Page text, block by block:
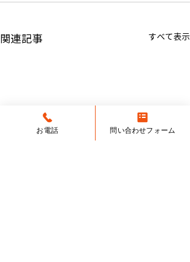
関連記事 すべて表示
お電話 問い合わせフォーム